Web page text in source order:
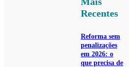
Recentes
Reforma sem
penalizações
em 2026: o
que precisa de